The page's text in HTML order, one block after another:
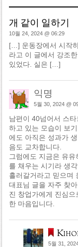
개 같이 일하기
10월 24, 2024 @ 06:29
[…] 운동장에서 시작
라고 이 글에서 강조
있었다. 실은 […]
익명
5월 30, 2024 @
남편이 40넘어서 스
하고 있는 모습이 보
에도 아직은 성과가
음도 교차합니다.
그럼에도 지금은 유
를 채우는 시기라 생
흘러갈거라고 믿으며
대표님 글을 자주 찾
진 창업가에게 진심
한 마음입니다.
5월 31,